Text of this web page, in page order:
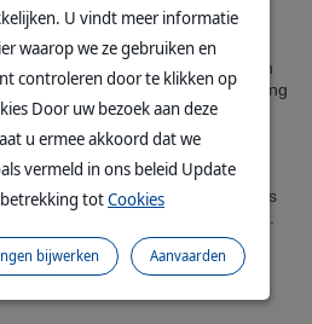
stallen
hygiëne en ventilatie in gebouwen
van insecticiden, door besproeiing
van aas.
op dieren
dit controleplan, maar is
alleen te kunnen controleren.
na overleg met uw dierenarts,
om uw dierenarts om advies te
U vindt meer informatie
waarop we ze gebruiken en
controleren door te klikken op
Door uw bezoek aan deze
u ermee akkoord dat we
vermeld in ons beleid Update
totCookies
Aanvaarden
bijwerken